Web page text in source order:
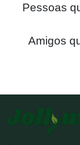
Pessoas
Amigos